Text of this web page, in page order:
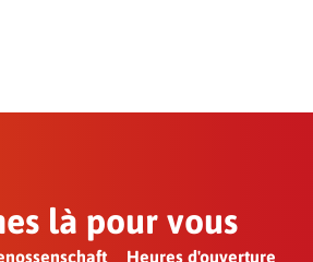
là pour vous
Heures d'ouverture